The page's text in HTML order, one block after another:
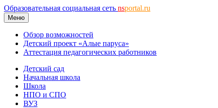
Образовательная социальная сеть nsportal.ru
Меню
Обзор возможностей
Детский проект «Алые паруса»
Аттестация педагогических работников
Детский сад
Начальная школа
Школа
НПО и СПО
ВУЗ